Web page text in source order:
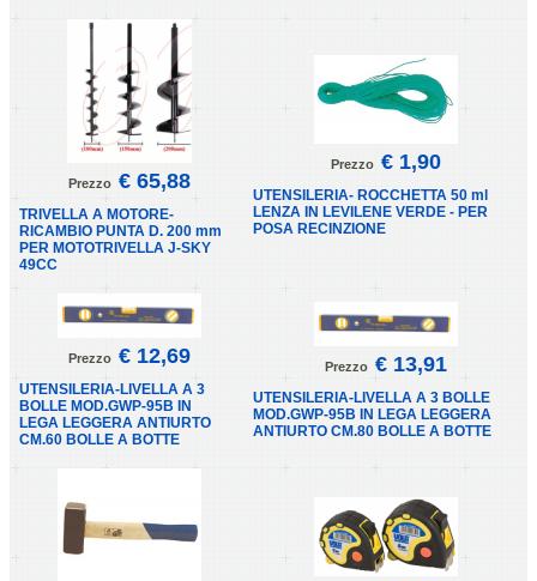
Prezzo € 65,88
TRIVELLA A MOTORE-
RICAMBIO PUNTA D. 200 mm
PER MOTOTRIVELLA J-SKY
49CC
Prezzo € 1,90
UTENSILERIA- ROCCHETTA 50 ml
LENZA IN LEVILENE VERDE - PER
POSA RECINZIONE
Prezzo € 12,69
UTENSILERIA-LIVELLA A 3
BOLLE MOD.GWP-95B IN
LEGA LEGGERA ANTIURTO
CM.60 BOLLE A BOTTE
Prezzo € 13,91
UTENSILERIA-LIVELLA A 3 BOLLE
MOD.GWP-95B IN LEGA LEGGERA
ANTIURTO CM.80 BOLLE A BOTTE